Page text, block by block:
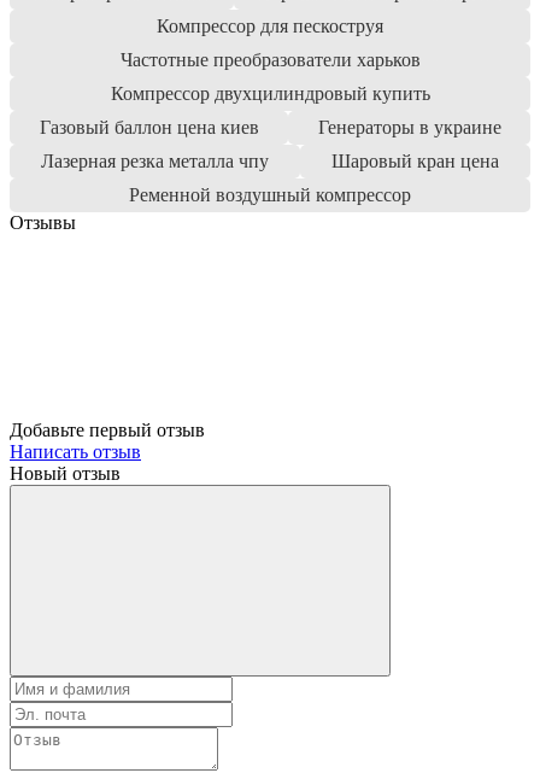
Компрессор для пескоструя
Частотные преобразователи харьков
Компрессор двухцилиндровый купить
Газовый баллон цена киев
Генераторы в украине
Лазерная резка металла чпу
Шаровый кран цена
Ременной воздушный компрессор
Отзывы
Добавьте первый отзыв
Написать отзыв
Новый отзыв